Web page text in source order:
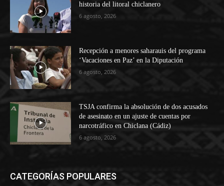
historia del litoral chiclanero
6 agosto, 2026
Recepción a menores saharauis del programa
‘Vacaciones en Paz’ en la Diputación
6 agosto, 2026
TSJA confirma la absolución de dos acusados
de asesinato en un ajuste de cuentas por
narcotráfico en Chiclana (Cádiz)
6 agosto, 2026
CATEGORÍAS POPULARES